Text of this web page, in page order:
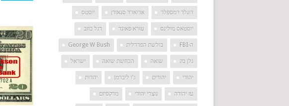
דונלד רמספלד אדוארד סנאודן יוסטס
יוסטאס מולינס עזרא פאונד דגל כוזב
ה-FBI בולשת הפדרלית George W Bush
גלן בק שואה הכחשת שואה ישראל
יהודי יהודים ג'ו ליברמן יהדות
עז יהודה נוצרי יהודי מרקסיזם